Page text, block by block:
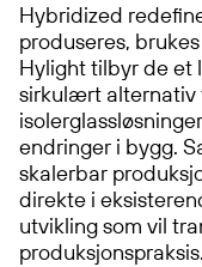
Hybridized
produseres,
Hylight tilbyr de et
sirkulært alternativ
endringer i bygg.
skalerbar
direkte i
utvikling som vil
produksjonspraksis.